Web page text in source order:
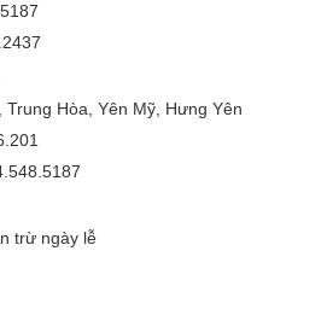
Trung Hòa, Yên Mỹ, Hưng Yên
trừ ngày lễ